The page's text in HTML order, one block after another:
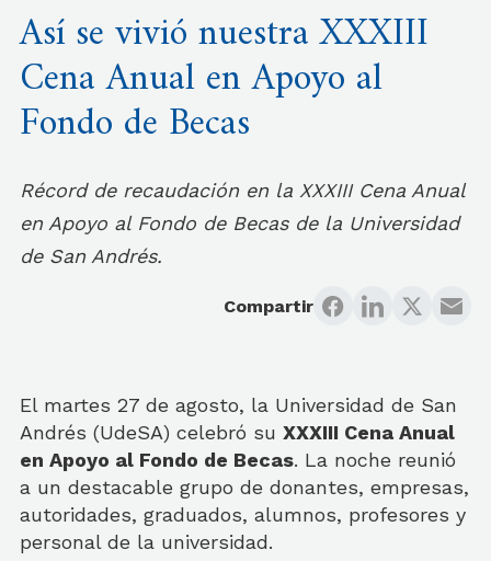
Así se vivió nuestra XXXIII
Cena Anual en Apoyo al
Fondo de Becas
Récord de recaudación en la XXXIII Cena Anual
en Apoyo al Fondo de Becas de la Universidad
de San Andrés.
Compartir
El martes 27 de agosto, la Universidad de San
Andrés (UdeSA) celebró su XXXIII Cena Anual
en Apoyo al Fondo de Becas. La noche reunió
a un destacable grupo de donantes, empresas,
autoridades, graduados, alumnos, profesores y
personal de la universidad.